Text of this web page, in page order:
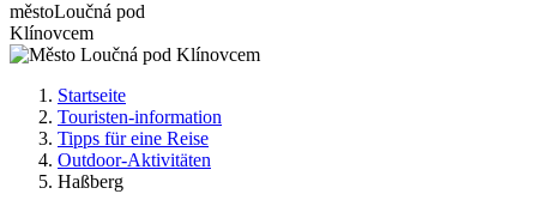
městoLoučná pod
Klínovcem
Startseite
Touristen-information
Tipps für eine Reise
Outdoor-Aktivitäten
Haßberg